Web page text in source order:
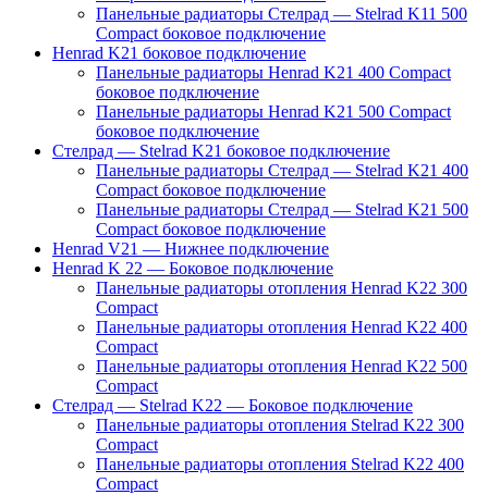
Панельные радиаторы Стелрад — Stelrad K11 500
Compact боковое подключение
Henrad K21 боковое подключение
Панельные радиаторы Henrad K21 400 Compact
боковое подключение
Панельные радиаторы Henrad K21 500 Compact
боковое подключение
Стелрад — Stelrad K21 боковое подключение
Панельные радиаторы Стелрад — Stelrad K21 400
Compact боковое подключение
Панельные радиаторы Стелрад — Stelrad K21 500
Compact боковое подключение
Henrad V21 — Нижнее подключение
Henrad K 22 — Боковое подключение
Панельные радиаторы отопления Henrad K22 300
Compact
Панельные радиаторы отопления Henrad K22 400
Compact
Панельные радиаторы отопления Henrad K22 500
Compact
Стелрад — Stelrad K22 — Боковое подключение
Панельные радиаторы отопления Stelrad K22 300
Compact
Панельные радиаторы отопления Stelrad K22 400
Compact